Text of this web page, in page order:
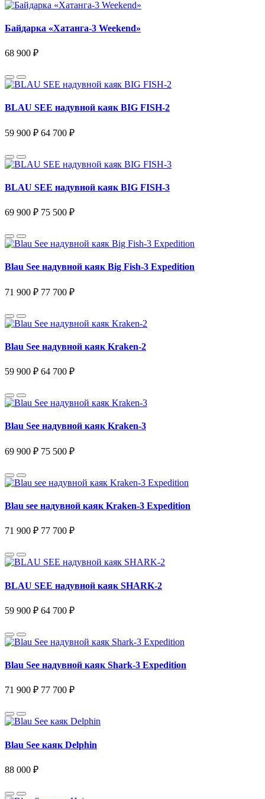
Байдарка «Хатанга-3 Weekend»
68 900 ₽
BLAU SEE надувной каяк BIG FISH-2
59 900 ₽ 64 700 ₽
BLAU SEE надувной каяк BIG FISH-3
69 900 ₽ 75 500 ₽
Blau See надувной каяк Big Fish-3 Expedition
71 900 ₽ 77 700 ₽
Blau See надувной каяк Kraken-2
59 900 ₽ 64 700 ₽
Blau See надувной каяк Kraken-3
69 900 ₽ 75 500 ₽
Blau see надувной каяк Kraken-3 Expedition
71 900 ₽ 77 700 ₽
BLAU SEE надувной каяк SHARK-2
59 900 ₽ 64 700 ₽
Blau See надувной каяк Shark-3 Expedition
71 900 ₽ 77 700 ₽
Blau See каяк Delphin
88 000 ₽